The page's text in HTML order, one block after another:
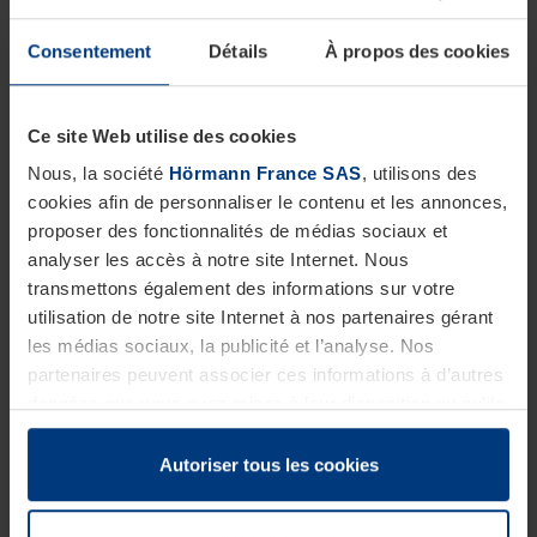
Consentement Détails À propos des cookies
Ce site Web utilise des cookies
Nous, la société Hörmann France SAS, utilisons des
cookies afin de personnaliser le contenu et les annonces,
proposer des fonctionnalités de médias sociaux et
analyser les accès à notre site Internet. Nous
transmettons également des informations sur votre
utilisation de notre site Internet à nos partenaires gérant
les médias sociaux, la publicité et l’analyse. Nos
partenaires peuvent associer ces informations à d’autres
ont collectées dans le cadre de votre utilisation des
appareil s’ils sont absolument nécessaires au
Autoriser tous les cookies
Des conditions environnementales hostiles rendent
nécessaire l’utilisation de portes performantes. Les